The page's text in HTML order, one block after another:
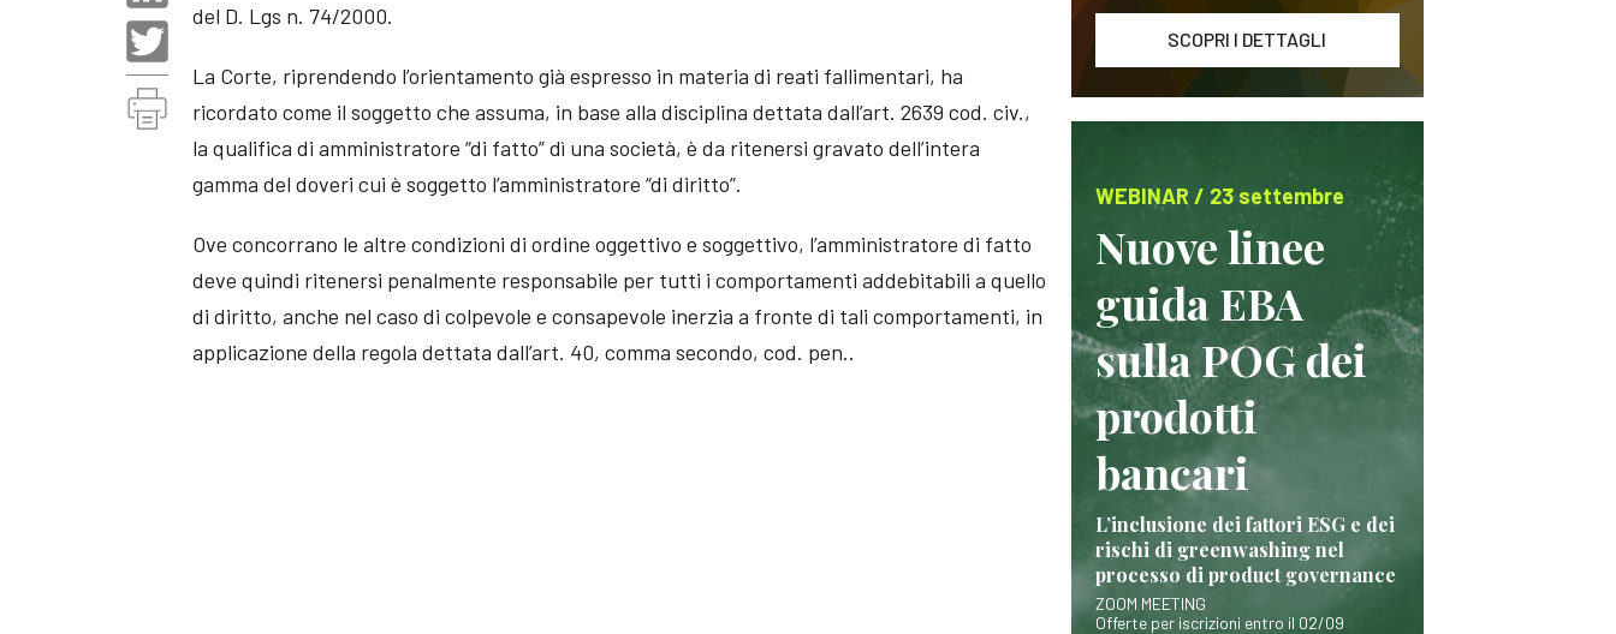
del D. Lgs n. 74/2000.
La Corte, riprendendo l’orientamento già espresso in materia di reati fallimentari, ha
ricordato come il soggetto che assuma, in base alla disciplina dettata dall’art. 2639 cod. civ.,
la qualifica di amministratore “di fatto” dì una società, è da ritenersi gravato dell’intera
gamma del doveri cui è soggetto l’amministratore “di diritto”.
Ove concorrano le altre condizioni di ordine oggettivo e soggettivo, l’amministratore di fatto
deve quindi ritenersi penalmente responsabile per tutti i comportamenti addebitabili a quello
di diritto, anche nel caso di colpevole e consapevole inerzia a fronte di tali comportamenti, in
applicazione della regola dettata dall’art. 40, comma secondo, cod. pen..
SCOPRI I DETTAGLI
WEBINAR / 23 settembre
Nuove linee
guida EBA
sulla POG dei
prodotti
bancari
L’inclusione dei fattori ESG e dei
rischi di greenwashing nel
processo di product governance
ZOOM MEETING
Offerte per iscrizioni entro il 02/09